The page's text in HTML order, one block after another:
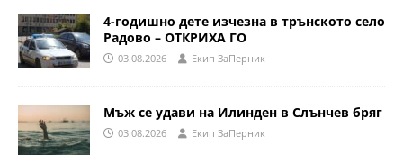
4-годишно дете изчезна в трънското село
Радово – ОТКРИХА ГО
03.08.2026 Eкип ЗаПерник
Мъж се удави на Илинден в Слънчев бряг
03.08.2026 Eкип ЗаПерник